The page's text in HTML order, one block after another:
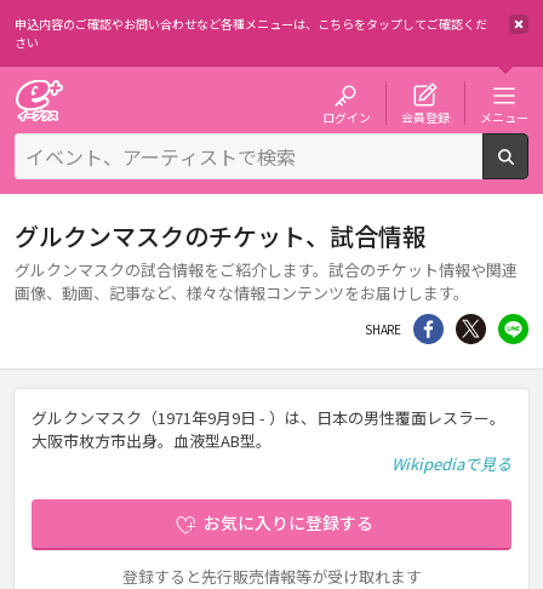
申込内容のご確認やお問い合わせなど各種メニューは、 こちらをタップしてご確認くだ
さい
ログイン 会員登録 メニュー
グルクンマスクのチケット、試合情報
グルクンマスクの試合情報をご紹介します。試合のチケット情報や関連
画像、動画、記事など、様々な情報コンテンツをお届けします。
SHARE シェア Twitter
グルクンマスク（1971年9月9日 - ）は、日本の男性覆面レスラー。
大阪市枚方市出身。血液型AB型。
Wikipediaで見る
お気に入りに登録する
登録すると先行販売情報等が受け取れます